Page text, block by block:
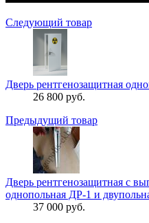
Следующий товар
Дверь рентгенозащитная
26 800 руб.
Предыдущий товар
Дверь рентгенозащитная с
однопольная ДР-1 и
37 000 руб.